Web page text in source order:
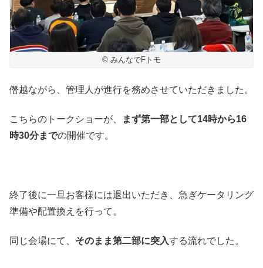
© みんなでFトモ
僭越ながら、管理人が進行を務めさせていただきました。
こちらのトークショーが、
まず第一部として14時から16
時30分までの開催です。
終了後に一旦お客様には退出いただき、急ぎケータリング
準備や配置換えを行って。
同じ会場にて、 そのまま第二部に突入する流れでした。